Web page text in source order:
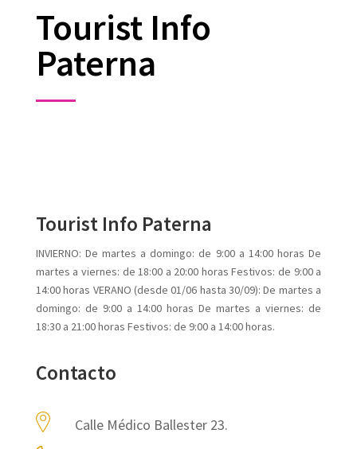
Tourist Info
Paterna
Tourist Info Paterna
INVIERNO: De martes a domingo: de 9:00 a 14:00 horas De
martes a viernes: de 18:00 a 20:00 horas Festivos: de 9:00 a
14:00 horas VERANO (desde 01/06 hasta 30/09): De martes a
domingo: de 9:00 a 14:00 horas De martes a viernes: de
18:30 a 21:00 horas Festivos: de 9:00 a 14:00 horas.
Contacto
Calle Médico Ballester 23.